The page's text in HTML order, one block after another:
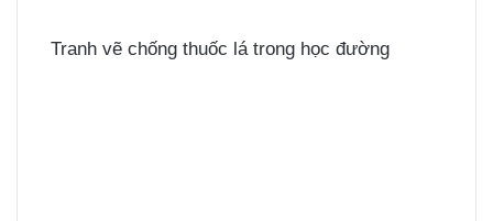
Tranh vẽ chống thuốc lá trong học đường